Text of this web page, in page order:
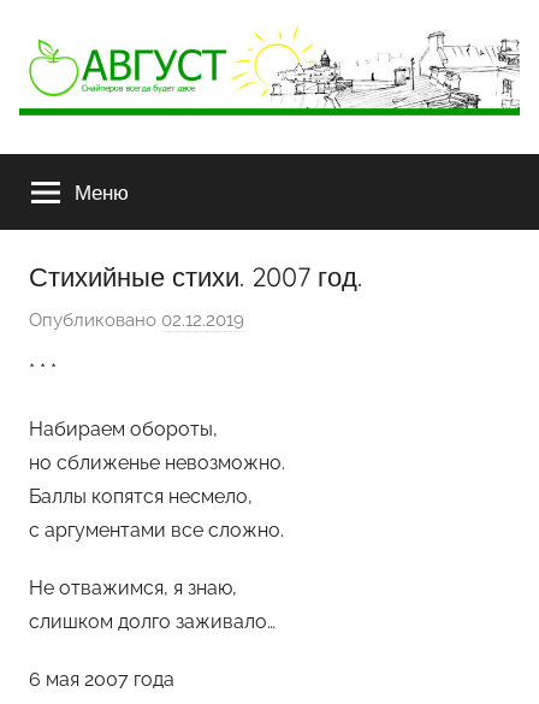
АВГУСТ
будет
двое
Меню
Стихийные стихи. 2007 год.
Опубликовано 02.12.2019
о
м
G
e
* * *
Набираем обороты,
но сближенье невозможно.
Баллы копятся несмело,
с аргументами все сложно.
Не отважимся, я знаю,
слишком долго заживало…
6 мая 2007 года